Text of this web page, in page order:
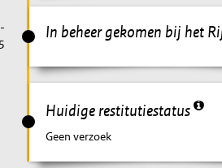
In beheer gekomen bij het
Huidige restitutiestatus
Geen verzoek